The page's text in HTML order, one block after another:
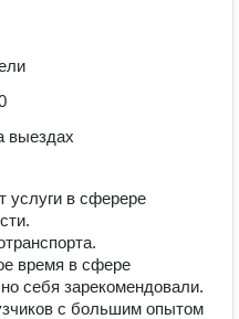
выездах
услуги в сферере
время в сфере
себя зарекомендовали.
с большим опытом